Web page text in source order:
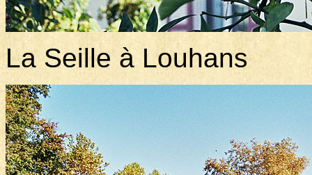
La Seille à Louhans